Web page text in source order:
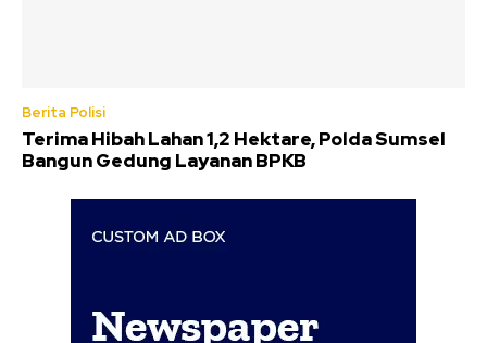
Berita Polisi
Terima Hibah Lahan 1,2 Hektare, Polda Sumsel
Bangun Gedung Layanan BPKB